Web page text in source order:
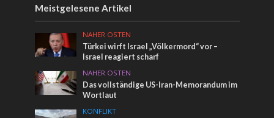
Meistgelesene Artikel
NAHER OSTEN
Türkei wirft Israel „Völkermord“ vor –
Israel reagiert scharf
NAHER OSTEN
Das vollständige US-Iran-Memorandum im
Wortlaut
KONFLIKT